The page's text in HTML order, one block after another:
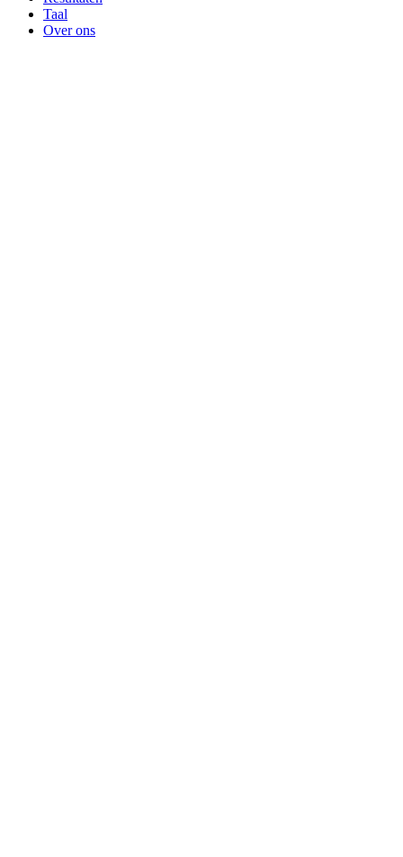
Taal
Over ons